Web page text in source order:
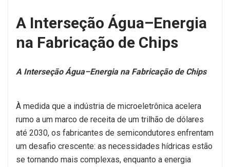
A Interseção Água–Energia
na Fabricação de Chips
A Interseção Água–Energia na Fabricação de Chips
À medida que a indústria de microeletrônica acelera
rumo a um marco de receita de um trilhão de dólares
até 2030, os fabricantes de semicondutores enfrentam
um desafio crescente: as necessidades hídricas estão
se tornando mais complexas, enquanto a energia